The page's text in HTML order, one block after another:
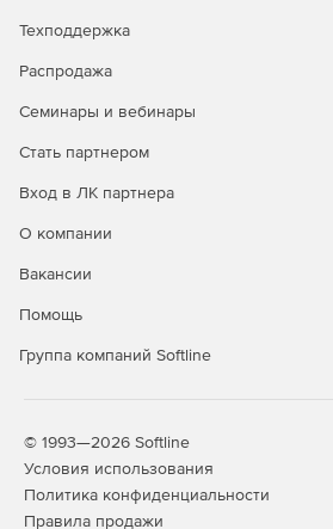
Графическое отображение
Дополнительные возможности
Редактор стандартных сметных
Фильтр во всех справочниках.
Автоматический расчет массы
Техподдержка
Распродажа
Семинары и вебинары
Стать партнером
Вход в ЛК партнера
О компании
Вакансии
Помощь
Группа компаний Softline
© 1993—2026 Softline
Условия использования
Политика конфиденциальности
Правила продажи